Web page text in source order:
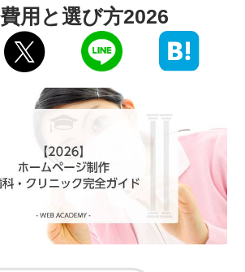
用と選び方2026